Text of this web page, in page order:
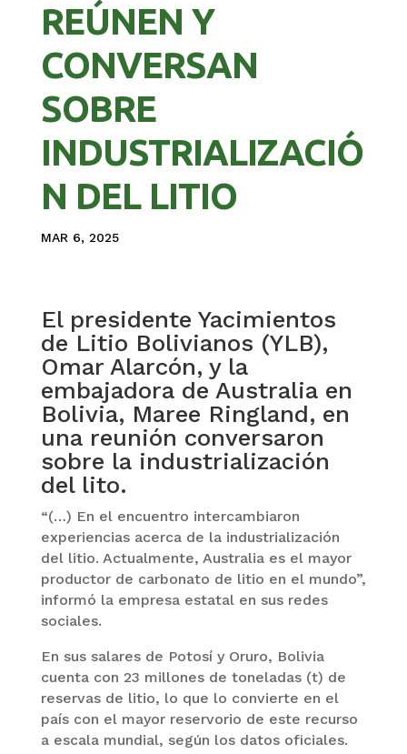
REÚNEN Y
CONVERSAN
SOBRE
INDUSTRIALIZACIÓ
N DEL LITIO
MAR 6, 2025
El presidente Yacimientos
de Litio Bolivianos (YLB),
Omar Alarcón, y la
embajadora de Australia en
Bolivia, Maree Ringland, en
una reunión conversaron
sobre la industrialización
del lito.
“(…) En el encuentro intercambiaron
experiencias acerca de la industrialización
del litio. Actualmente, Australia es el mayor
productor de carbonato de litio en el mundo”,
informó la empresa estatal en sus redes
sociales.
En sus salares de Potosí y Oruro, Bolivia
cuenta con 23 millones de toneladas (t) de
reservas de litio, lo que lo convierte en el
país con el mayor reservorio de este recurso
a escala mundial, según los datos oficiales.